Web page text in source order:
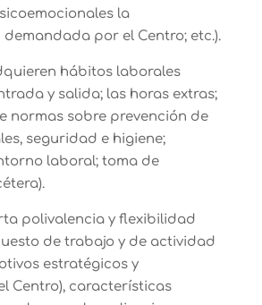
la
por el Centro; etc.).
hábitos laborales
y salida; las horas extras;
normas sobre prevención de
seguridad e higiene;
laboral; toma de
polivalencia y flexibilidad
de trabajo y de actividad
estratégicos y
Centro), características